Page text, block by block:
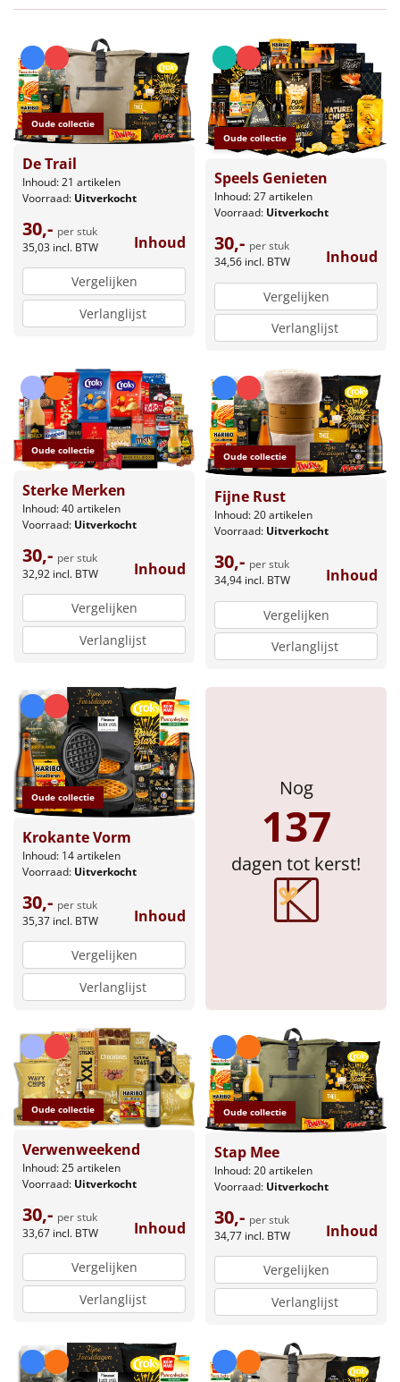
Luxe
Mannen
Vrouwen
Duurzaam
Leuke
Goedkope
Uniek
Alle thema's
Hitster NIEUW
Pizzarette
Wake up light
NIEUW
Borrelplank
Warmtekussen
Slowcooker POPULAIR
Noodradio NIEUW
Deken (fleece plaid)
Alle artikelen
Overige
Ideeën
Personeel
Doe het zelf
Sinterklaaspakketten
Particulier
Kerstgeschenken 2026
Relatiegeschenken
Cadeaubon
Oude collectie
De Trail
Inhoud: 21 artikelen
Voorraad: Uitverkocht
30,- per stuk
35,03 incl. BTW Inhoud
Vergelijken
Verlanglijst
Oude collectie
Speels Genieten
Inhoud: 27 artikelen
Voorraad: Uitverkocht
30,- per stuk
34,56 incl. BTW Inhoud
Vergelijken
Verlanglijst
Oude collectie
Sterke Merken
Inhoud: 40 artikelen
Voorraad: Uitverkocht
30,- per stuk
32,92 incl. BTW Inhoud
Vergelijken
Verlanglijst
Oude collectie
Fijne Rust
Inhoud: 20 artikelen
Voorraad: Uitverkocht
30,- per stuk
34,94 incl. BTW Inhoud
Vergelijken
Verlanglijst
Oude collectie
Krokante Vorm
Inhoud: 14 artikelen
Voorraad: Uitverkocht
30,- per stuk
35,37 incl. BTW Inhoud
Vergelijken
Verlanglijst
Nog
137
dagen tot kerst!
Oude collectie
Verwenweekend
Inhoud: 25 artikelen
Voorraad: Uitverkocht
30,- per stuk
33,67 incl. BTW Inhoud
Vergelijken
Verlanglijst
Oude collectie
Stap Mee
Inhoud: 20 artikelen
Voorraad: Uitverkocht
30,- per stuk
34,77 incl. BTW Inhoud
Vergelijken
Verlanglijst